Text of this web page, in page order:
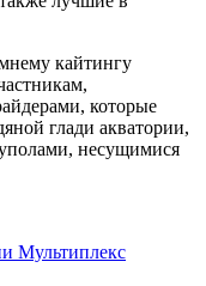
кайтингу
которые
глади акватории,
несущимися
Мультиплекс